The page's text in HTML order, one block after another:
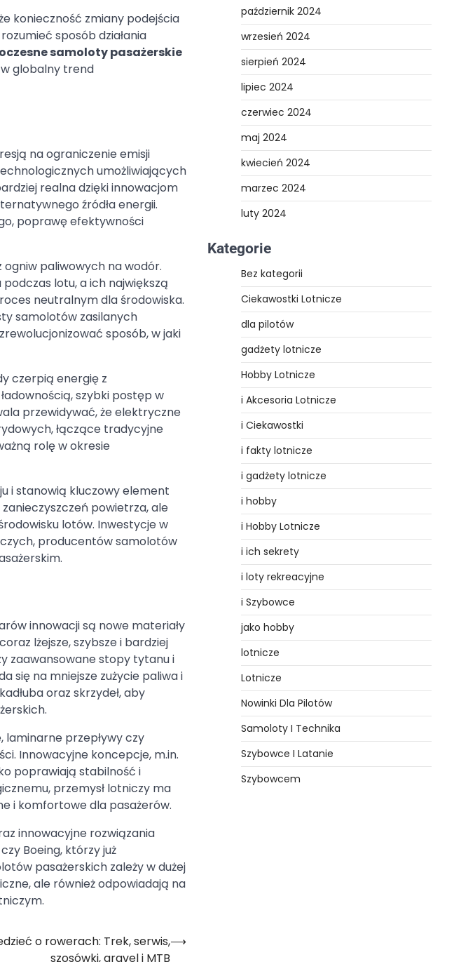
konieczność zmiany podejścia
sposób działania
samoloty pasażerskie
w globalny trend
na ograniczenie emisji
umożliwiających
realna dzięki innowacjom
źródła energii.
poprawę efektywności
paliwowych na wodór.
lotu, a ich największą
neutralnym dla środowiska.
samolotów zasilanych
sposób, w jaki
czerpią energię z
szybki postęp w
przewidywać, że elektryczne
łączące tradycyjne
rolę w okresie
i stanowią kluczowy element
powietrza, ale
lotów. Inwestycje w
producentów samolotów
innowacji są nowe materiały
lżejsze, szybsze i bardziej
zaawansowane stopy tytanu i
się na mniejsze zużycie paliwa i
oraz skrzydeł, aby
przepływy czy
Innowacyjne koncepcje, m.in.
poprawiają stabilność i
przemysł lotniczy ma
i komfortowe dla pasażerów.
innowacyjne rozwiązania
Boeing, którzy już
pasażerskich zależy w dużej
ale również odpowiadają na
o rowerach: Trek, serwis,
szosówki, gravel i MTB
⟶
październik 2024
wrzesień 2024
sierpień 2024
lipiec 2024
czerwiec 2024
maj 2024
kwiecień 2024
marzec 2024
luty 2024
Kategorie
Bez kategorii
Ciekawostki Lotnicze
dla pilotów
gadżety lotnicze
Hobby Lotnicze
i Akcesoria Lotnicze
i Ciekawostki
i fakty lotnicze
i gadżety lotnicze
i hobby
i Hobby Lotnicze
i ich sekrety
i loty rekreacyjne
i Szybowce
jako hobby
lotnicze
Lotnicze
Nowinki Dla Pilotów
Samoloty I Technika
Szybowce I Latanie
Szybowcem